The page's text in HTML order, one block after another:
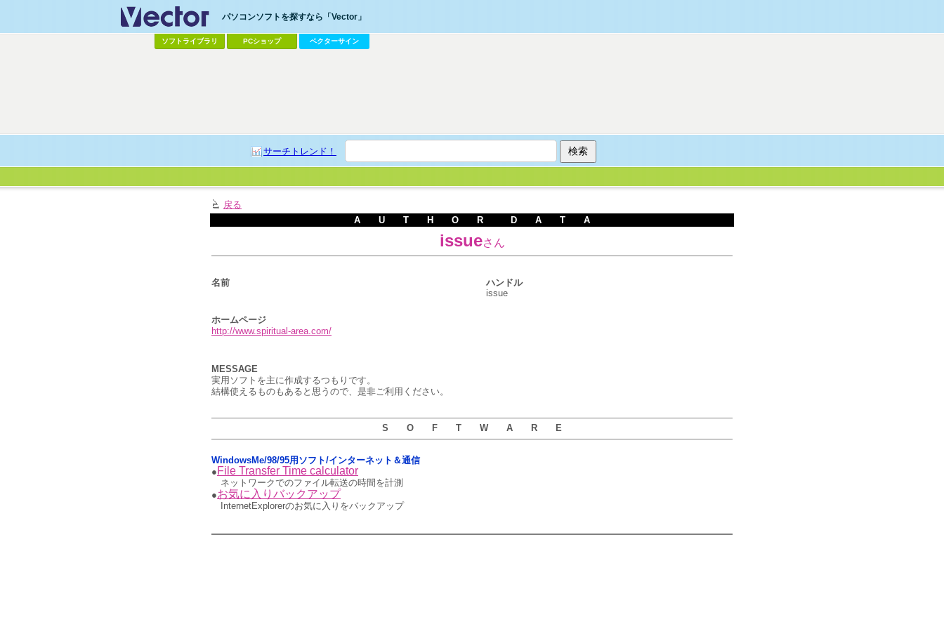
パソコンソフトを探すなら「Vector」
ソフトライブラリ PCショップ ベクターサイン
サーチトレンド！
戻る
A U T H O R D A T A
issueさん
名前
ハンドル
issue
ホームページ
http://www.spiritual-area.com/
MESSAGE
実用ソフトを主に作成するつもりです。
結構使えるものもあると思うので、是非ご利用ください。
S O F T W A R E
WindowsMe/98/95用ソフト/インターネット＆通信
● File Transfer Time calculator
ネットワークでのファイル転送の時間を計測
●お気に入りバックアップ
InternetExplorerのお気に入りをバックアップ